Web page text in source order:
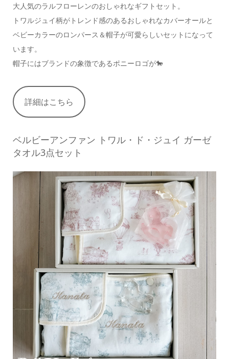
大人気のラルフローレンのおしゃれなギフトセット。
トワルジュイ柄がトレンド感のあるおしゃれなカバーオールと
ベビーカラーのロンパース＆帽子が可愛らしいセットになって
います。
帽子にはブランドの象徴であるポニーロゴが🐎
詳細はこちら
ベルビーアンファン トワル・ド・ジュイ ガーゼ
タオル3点セット